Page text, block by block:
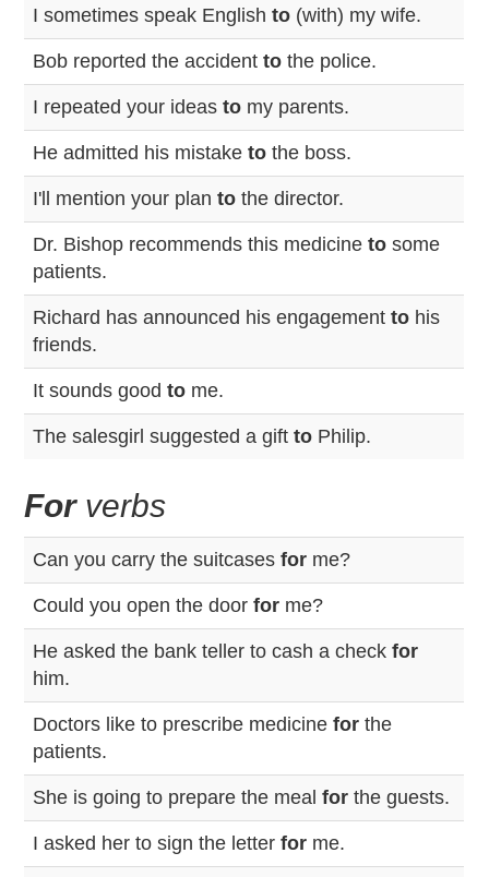
I sometimes speak Englishto (with) my wife.
Bob reported the accidentto the police.
I repeated your ideasto my parents.
He admitted his mistaketo the boss.
I'll mention your planto the director.
Dr. Bishop recommends this medicineto some
patients.
Richard has announced his engagementto his
friends.
It sounds goodto me.
The salesgirl suggested a giftto Philip.
Forverbs
Can you carry the suitcasesfor me?
Could you open the doorfor me?
He asked the bank teller to cash a checkfor
him.
Doctors like to prescribe medicineforthe
patients.
She is going to prepare the mealfor the guests.
I asked her to sign the letterfor me.